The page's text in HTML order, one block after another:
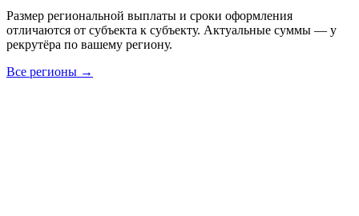
Размер региональной выплаты и сроки оформления
отличаются от субъекта к субъекту. Актуальные суммы — у
рекрутёра по вашему региону.
Все регионы →